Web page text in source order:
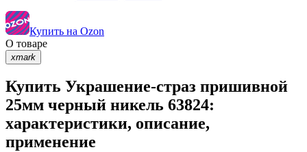
Купить на Ozon
О товаре
xmark
Купить Украшение-страз пришивной
25мм черный никель 63824:
характеристики, описание,
применение